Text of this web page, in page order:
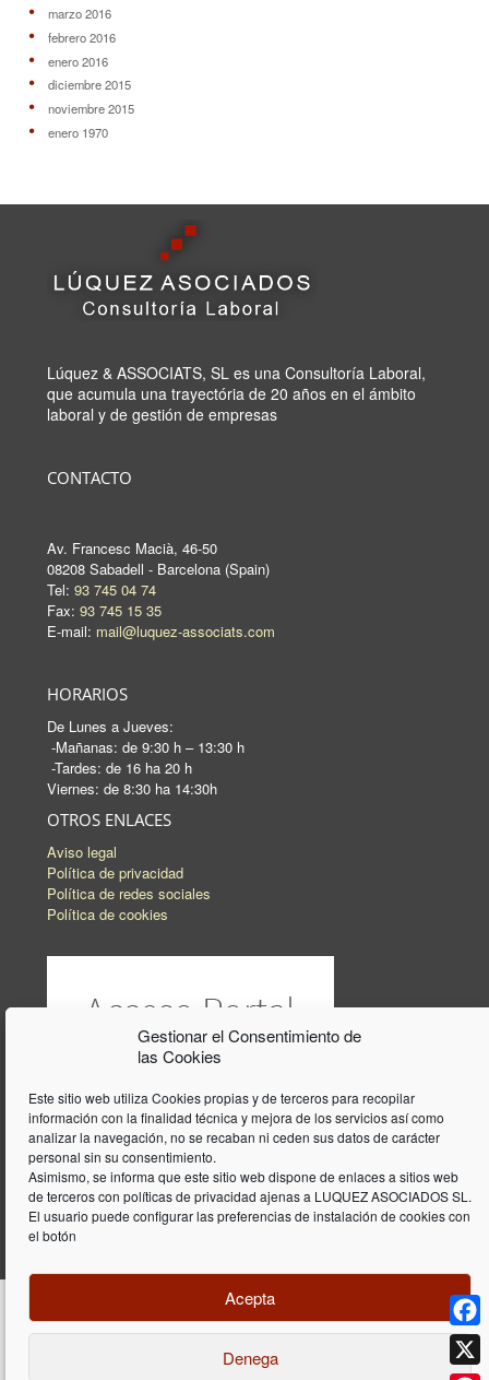
Gestionar el Consentimiento de
las Cookies
Este sitio web utiliza Cookies propias y de terceros para recopilar
información con la finalidad técnica y mejora de los servicios así como
analizar la navegación, no se recaban ni ceden sus datos de carácter
personal sin su consentimiento.
Asimismo, se informa que este sitio web dispone de enlaces a sitios web
de terceros con políticas de privacidad ajenas a LUQUEZ ASOCIADOS SL.
El usuario puede configurar las preferencias de instalación de cookies con
el botón
Acepta
Denega
marzo 2016
febrero 2016
enero 2016
diciembre 2015
noviembre 2015
enero 1970
Lúquez & ASSOCIATS, SL es una Consultoría Laboral,
que acumula una trayectória de 20 años en el ámbito
laboral y de gestión de empresas
CONTACTO
Av. Francesc Macià, 46-50
08208 Sabadell - Barcelona (Spain)
Tel: 93 745 04 74
Fax: 93 745 15 35
E-mail: mail@luquez-associats.com
HORARIOS
De Lunes a Jueves:
-Mañanas: de 9:30 h – 13:30 h
-Tardes: de 16 ha 20 h
Viernes: de 8:30 ha 14:30h
OTROS ENLACES
Aviso legal
Política de privacidad
Política de redes sociales
Política de cookies
Diseño y programación web porDieres.com
| Lúquez Associats SL | ©